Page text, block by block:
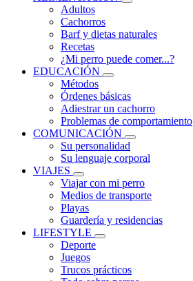
Adultos
Cachorros
Barf y dietas naturales
Recetas
¿Mi perro puede comer...?
EDUCACIÓN
Métodos
Órdenes básicas
Adiestrar un cachorro
Problemas de comportamiento
COMUNICACIÓN
Su personalidad
Su lenguaje corporal
VIAJES
Viajar con mi perro
Medios de transporte
Playas
Guardería y residencias
LIFESTYLE
Deporte
Juegos
Trucos prácticos